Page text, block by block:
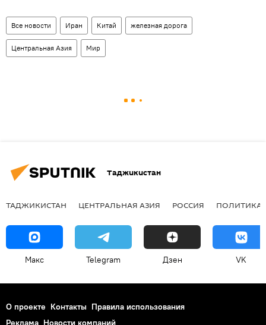
Все новости Иран Китай железная дорога
Центральная Азия Мир
Таджикистан
ТАДЖИКИСТАН ЦЕНТРАЛЬНАЯ АЗИЯ РОССИЯ ПОЛИТИКА
Макс Telegram Дзен VK
О проекте Контакты Правила использования
Реклама Новости компаний